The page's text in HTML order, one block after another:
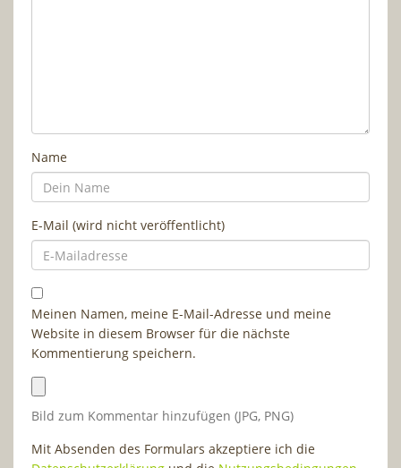
Name
E-Mail (wird nicht veröffentlicht)
Meinen Namen, meine E-Mail-Adresse und meine
Website in diesem Browser für die nächste
Kommentierung speichern.
Bild zum Kommentar hinzufügen (JPG, PNG)
Mit Absenden des Formulars akzeptiere ich die